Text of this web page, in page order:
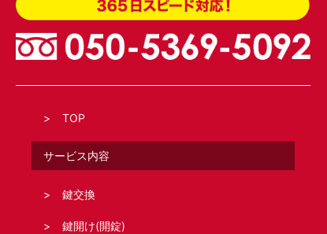
TOP
サービス内容
鍵交換
鍵開け(開錠)